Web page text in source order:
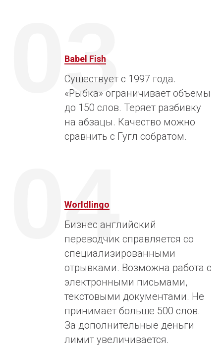
Babel Fish
Существует с 1997 года.
«Рыбка» ограничивает объемы
до 150 слов. Теряет разбивку
на абзацы. Качество можно
сравнить с Гугл собратом.
03
Worldlingo
Бизнес английский
переводчик справляется со
специализированными
отрывками. Возможна работа с
электронными письмами,
текстовыми документами. Не
принимает больше 500 слов.
За дополнительные деньги
лимит увеличивается.
04